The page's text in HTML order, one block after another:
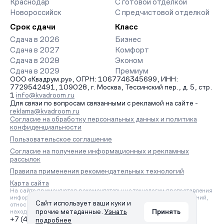
Краснодар
Новороссийск
С готовой отделкой
С предчистовой отделкой
Срок сдачи
Сдача в 2026
Сдача в 2027
Сдача в 2028
Сдача в 2029
Класс
Бизнес
Комфорт
Эконом
Премиум
ООО «Квадрум.ру», ОГРН: 1067746345699, ИНН:
7729542491, 109028, г. Москва, Тессинский пер., д. 5, стр.
1 info@kvadroom.ru
Для связи по вопросам связанными с рекламой на сайте -
reklama@kvadroom.ru
Согласие на обработку персональных данных и политика
конфиденциальности
Пользовательское соглашение
Согласие на получение информационных и рекламных
рассылок
Правила применения рекомендательных технологий
Карта сайта
На сайте применяются рекомендательные технологии предоставления
информации на основе сбора, систематизации и анализа сведений,
относящихся к предпочтениям пользователей сети «Интернет»,
находящихся на территории Российской Федерации.
+7 (495) 157-88-80
Сайт использует ваши куки и
прочие метаданные. Узнать
подробнее
Принять